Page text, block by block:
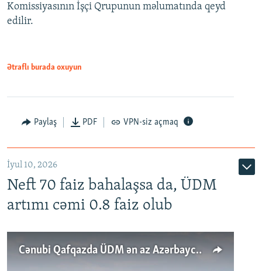
Komissiyasının İşçi Qrupunun məlumatında qeyd
edilir.
Ətraflı burada oxuyun
Paylaş PDF VPN-siz açmaq
İyul 10, 2026
Neft 70 faiz bahalaşsa da, ÜDM
artımı cəmi 0.8 faiz olub
Cənubi Qafqazda ÜDM ən az Azərbaycanda artır: Qonşuları niyə Bakını qabaqlaya bilir?